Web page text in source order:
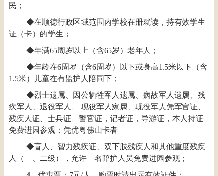
民；
◆在顺德行政区域范围内学校在册就读，持有效学生
证（卡）的学生；
◆年满65周岁以上（含65岁）老年人；
◆年龄在6周岁（含6周岁）以下或身高1.5米以下（含
1.5米）儿童在有监护人陪同下；
◆烈士遗属、因公牺牲军人遗属、病故军人遗属、残
疾军人、退役军人、 现役军人家属、现役军人凭军官证、
残疾人证、士兵证、警官证，记者证，导游证，本人持证
免费进园参观；凭优粤佛山卡者
◆盲人、智力残疾证、双下肢残疾人和其他重度残疾
人（一、二级），允许一名陪护人员免费进园参观；